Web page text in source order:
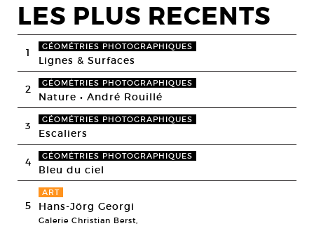
LES PLUS RECENTS
1 GÉOMÉTRIES PHOTOGRAPHIQUES
Lignes & Surfaces
2 GÉOMÉTRIES PHOTOGRAPHIQUES
Nature • André Rouillé
3 GÉOMÉTRIES PHOTOGRAPHIQUES
Escaliers
4 GÉOMÉTRIES PHOTOGRAPHIQUES
Bleu du ciel
5
ART
Hans-Jörg Georgi
Galerie Christian Berst,